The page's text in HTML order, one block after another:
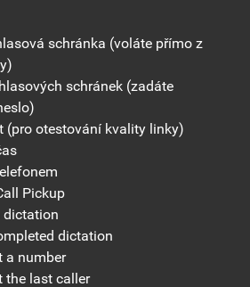
schránka (voláte přímo z
schránek (zadáte
(pro otestování kvality linky)
Pickup
dictation
dictation
a number
the last caller